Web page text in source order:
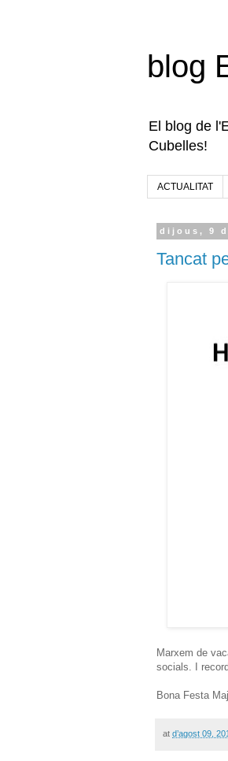
blog
El blog de
Cubelles!
ACTUALITAT
dijous, 9
Tancat
Marxem de
socials. I
Bona Festa
at d’agost 09,